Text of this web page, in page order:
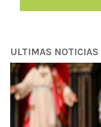
ULTIMAS NOTICIAS